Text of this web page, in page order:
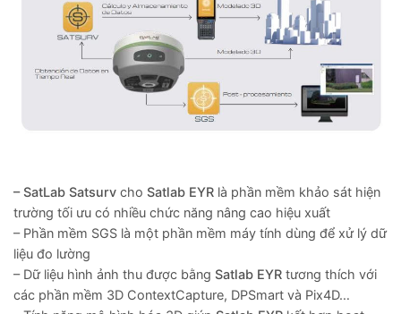
– SatLab Satsurv cho Satlab EYR là phần mềm khảo sát hiện
trường tối ưu có nhiều chức năng nâng cao hiệu xuất
– Phần mềm SGS là một phần mềm máy tính dùng để xử lý dữ
liệu đo lường
– Dữ liệu hình ảnh thu được bằng Satlab EYR tương thích với
các phần mềm 3D ContextCapture, DPSmart và Pix4D…